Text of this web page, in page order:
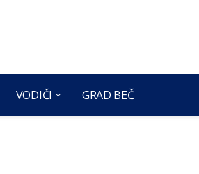
VODIČI GRAD BEČ